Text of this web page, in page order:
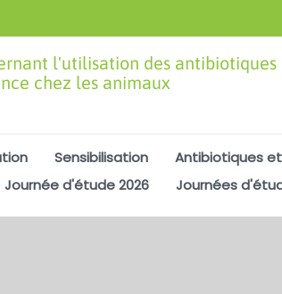
l'utilisation des antibiotiques
chez les animaux
Sensibilisation
Antibiotiques
Journée d'étude 2026 Journées